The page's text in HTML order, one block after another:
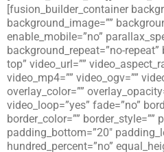
[fusion_builder_container
background_image=””
enable_mobile=”no”
background_repeat=”no-
top” video_url=””
video_mp4=”” video_ogv=””
overlay_color=””
video_loop=”yes” fade=”no”
border_color=”” border_style=””
padding_bottom=”20″
hundred_percent=”no”